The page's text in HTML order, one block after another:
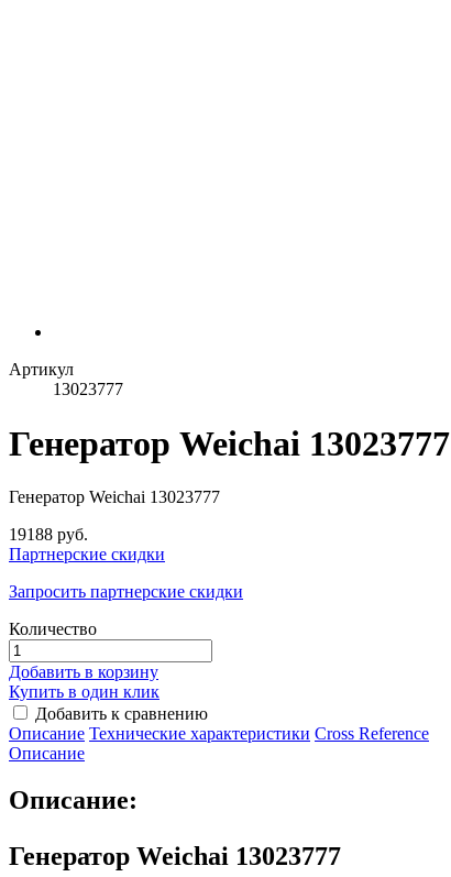
Артикул
13023777
Генератор Weichai 13023777
Генератор Weichai 13023777
19188 руб.
Партнерские скидки
Запросить партнерские скидки
Количество
Добавить в корзину
Купить в один клик
Добавить к сравнению
Описание Технические характеристики Сross Reference
Описание
Описание:
Генератор Weichai 13023777